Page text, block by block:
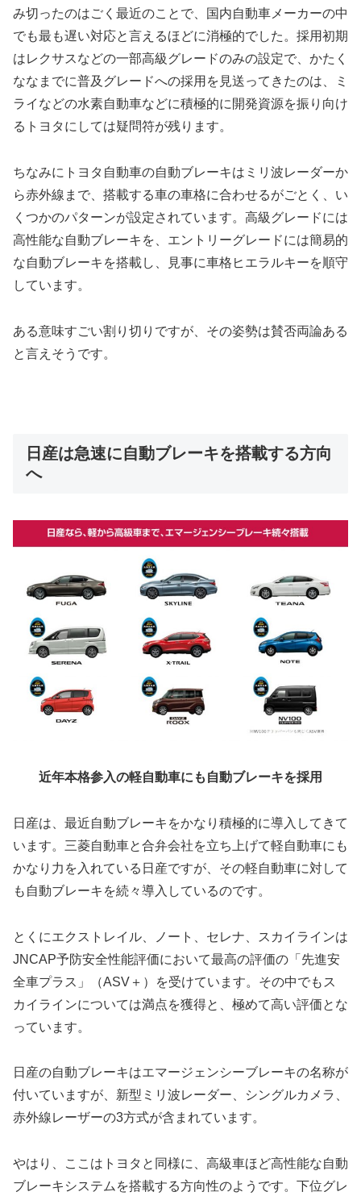
み切ったのはごく最近のことで、国内自動車メーカーの中
でも最も遅い対応と言えるほどに消極的でした。採用初期
はレクサスなどの一部高級グレードのみの設定で、かたく
ななまでに普及グレードへの採用を見送ってきたのは、ミ
ライなどの水素自動車などに積極的に開発資源を振り向け
るトヨタにしては疑問符が残ります。
ちなみにトヨタ自動車の自動ブレーキはミリ波レーダーか
ら赤外線まで、搭載する車の車格に合わせるがごとく、い
くつかのパターンが設定されています。高級グレードには
高性能な自動ブレーキを、エントリーグレードには簡易的
な自動ブレーキを搭載し、見事に車格ヒエラルキーを順守
しています。
ある意味すごい割り切りですが、その姿勢は賛否両論ある
と言えそうです。
日産は急速に自動ブレーキを搭載する方向
へ
近年本格参入の軽自動車にも自動ブレーキを採用
日産は、最近自動ブレーキをかなり積極的に導入してきて
います。三菱自動車と合弁会社を立ち上げて軽自動車にも
かなり力を入れている日産ですが、その軽自動車に対して
も自動ブレーキを続々導入しているのです。
とくにエクストレイル、ノート、セレナ、スカイラインは
JNCAP予防安全性能評価において最高の評価の「先進安
全車プラス」（ASV＋）を受けています。その中でもス
カイラインについては満点を獲得と、極めて高い評価とな
っています。
日産の自動ブレーキはエマージェンシーブレーキの名称が
付いていますが、新型ミリ波レーダー、シングルカメラ、
赤外線レーザーの3方式が含まれています。
やはり、ここはトヨタと同様に、高級車ほど高性能な自動
ブレーキシステムを搭載する方向性のようです。下位グレ